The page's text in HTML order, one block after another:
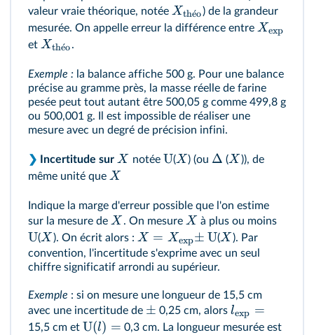
valeur vraie théorique, notée Xthe
ˊo) de la grandeur
mesurée. On appelle erreur la différence entre Xexp
et Xthe
ˊo.
Exemple : la balance affiche 500 g. Pour une balance
précise au gramme près, la masse réelle de farine
pesée peut tout autant être 500,05 g comme 499,8 g
ou 500,001 g. Il est impossible de réaliser une
mesure avec un degré de précision infini.
❯ Incertitude sur X notée U(X) (ou Δ (X )), de
même unité que X
Indique la marge d'erreur possible que l'on estime
sur la mesure de X . On mesure X à plus ou moins
U(X ). On écrit alors : X = Xexp± U(X ). Par
convention, l'incertitude s'exprime avec un seul
chiffre significatif arrondi au supérieur.
Exemple : si on mesure une longueur de 15,5 cm
avec une incertitude de ± 0,25 cm, alors lexp =
15,5 cm et U(l) = 0,3 cm. La longueur mesurée est